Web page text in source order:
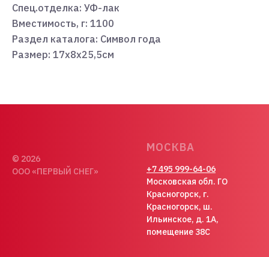
Спец.отделка: УФ-лак
Вместимость, г: 1100
Раздел каталога: Символ года
Размер: 17х8х25,5см
© 2026
ООО «ПЕРВЫЙ СНЕГ»
МОСКВА
+7 495 999-64-06
Московская обл. ГО
Красногорск, г.
Красногорск, ш.
Ильинское, д. 1А,
помещение 38С